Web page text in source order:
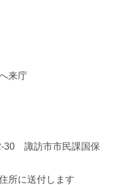
来庁
30 諏訪市市民課国保
所に送付します